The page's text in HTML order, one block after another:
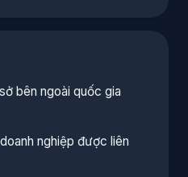
bên ngoài quốc gia
nghiệp được liên